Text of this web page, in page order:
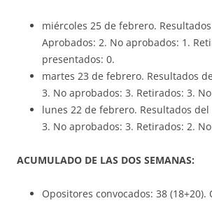
miércoles 25 de febrero.
Aprobados: 2. No aprobados: 1.
presentados: 0.
martes 23 de febrero. Resultados
3. No aprobados: 3. Retirados: 3.
lunes 22 de febrero. Resultados
3. No aprobados: 3. Retirados: 2.
ACUMULADO DE LAS DOS SEMANAS:
Opositores convocados: 38 (18+20).